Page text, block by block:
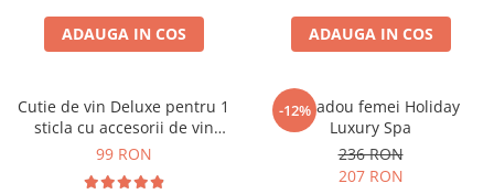
ADAUGA IN COS ADAUGA IN COS
Cutie de vin Deluxe pentru 1
sticla cu accesorii de vin
incluse piele ecologica de
99 RON
-12%
Set cadou femei Holiday
Luxury Spa
236 RON
207 RON